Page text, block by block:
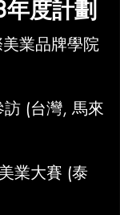
度計劃
業品牌學院
(台灣, 馬來
業大賽 (泰